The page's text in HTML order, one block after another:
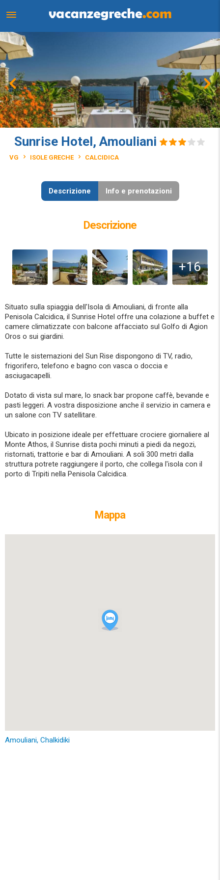
Sunrise Hotel, Amouliani
VG ISOLE GRECHE CALCIDICA
Descrizione Info e prenotazioni
Descrizione
+16
Situato sulla spiaggia dell'Isola di Amouliani, di fronte alla
Penisola Calcidica, il Sunrise Hotel offre una colazione a buffet e
camere climatizzate con balcone affacciato sul Golfo di Agion
Oros o sui giardini.
Tutte le sistemazioni del Sun Rise dispongono di TV, radio,
frigorifero, telefono e bagno con vasca o doccia e
asciugacapelli.
Dotato di vista sul mare, lo snack bar propone caffè, bevande e
pasti leggeri. A vostra disposizione anche il servizio in camera e
un salone con TV satellitare.
Ubicato in posizione ideale per effettuare crociere giornaliere al
Monte Athos, il Sunrise dista pochi minuti a piedi da negozi,
ristornati, trattorie e bar di Amouliani. A soli 300 metri dalla
struttura potrete raggiungere il porto, che collega l'isola con il
porto di Tripiti nella Penisola Calcidica.
Mappa
Amouliani, Chalkidiki